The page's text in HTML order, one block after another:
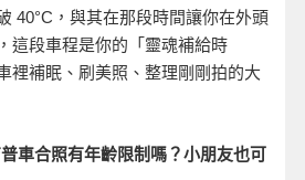
40°C ，與其在那段時間讓你在外頭
這段車程是你的「靈魂補給時
裡補眠、刷美照、整理剛剛拍的大
車合照有年齡限制嗎？小朋友也可